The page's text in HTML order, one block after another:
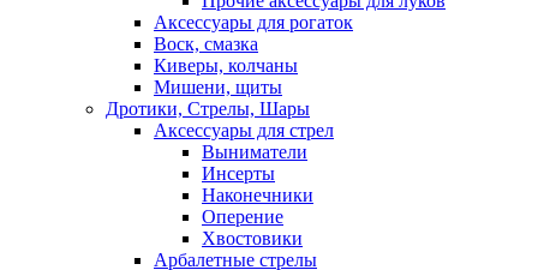
Аксессуары для рогаток
Воск, смазка
Киверы, колчаны
Мишени, щиты
Дротики, Стрелы, Шары
Аксессуары для стрел
Выниматели
Инсерты
Наконечники
Оперение
Хвостовики
Арбалетные стрелы